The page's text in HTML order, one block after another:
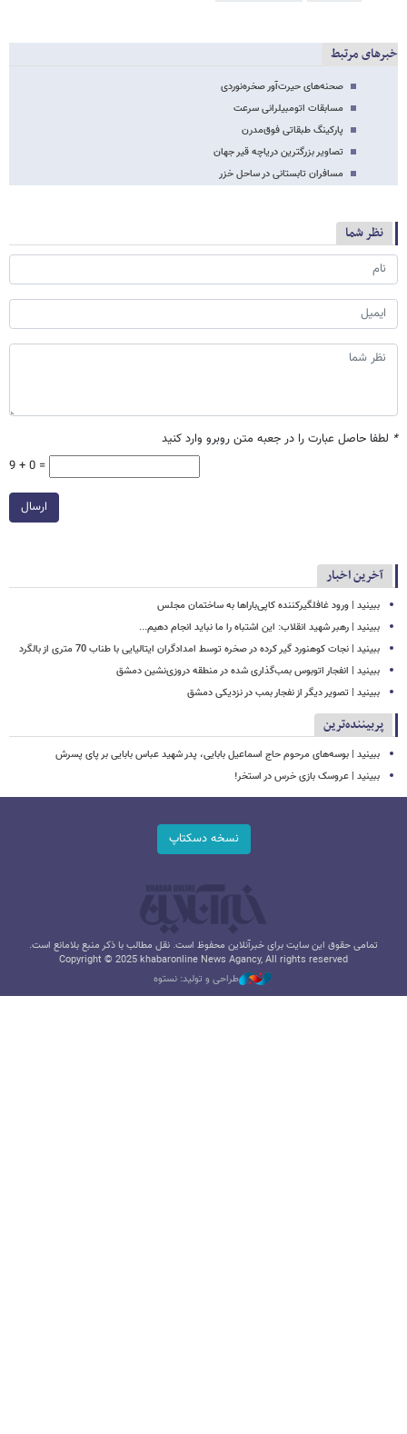
خبرهای مرتبط
صحنه‌های حیرت‌آور صخره‌نوردی
مسابقات اتومبیلرانی سرعت
پارکینگ طبقاتی فوق‌مدرن
تصاویر بزرگترین دریاچه قیر جهان
مسافران تابستانی در ساحل خزر
نظر شما
* لطفا حاصل عبارت را در جعبه متن روبرو وارد کنید
9 + 0 =
ارسال
آخرین اخبار
ببینید | ورود غافلگیرکننده کاپی‌باراها به ساختمان مجلس
ببینید | رهبر شهید انقلاب: این اشتباه را ما نباید انجام دهیم...
ببینید | نجات کوهنورد گیر کرده در صخره توسط امدادگران ایتالیایی با طناب 70 متری از بالگرد
ببینید | انفجار اتوبوس بمب‌گذاری شده در منطقه دروزی‌نشین دمشق
ببینید | تصویر دیگر از نفجار بمب در نزدیکی دمشق
پربیننده‌ترین
ببینید | بوسه‌های مرحوم حاج اسماعیل بابایی، پدر شهید عباس بابایی بر پای پسرش
ببینید | عروسک بازی خرس در استخر!
نسخه دسکتاپ
تمامی حقوق این سایت برای خبرآنلاین محفوظ است. نقل مطالب با ذکر منبع بلامانع است.
Copyright © 2025 khabaronline News Agancy, All rights reserved
طراحی و تولید: نستوه